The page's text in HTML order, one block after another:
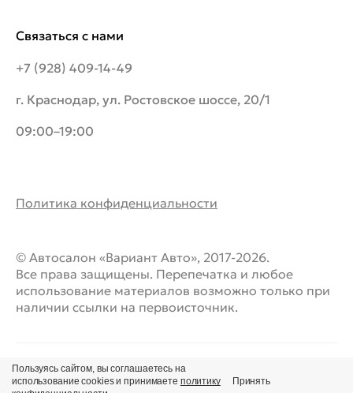
Связаться с нами
+7 (928) 409-14-49
г. Краснодар, ул. Ростовское шоссе, 20/1
09:00–19:00
Политика конфиденциальности
© Автосалон «Вариант Авто», 2017-2026.
Все права защищены. Перепечатка и любое
использование материалов возможно только при
наличии ссылки на первоисточник.
Пользуясь сайтом, вы соглашаетесь на
использование cookies и принимаете политику
Принять